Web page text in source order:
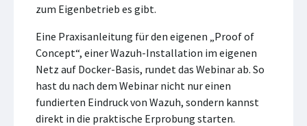
zum Eigenbetrieb es gibt.
Eine Praxisanleitung für den eigenen „Proof of
Concept“, einer Wazuh-Installation im eigenen
Netz auf Docker-Basis, rundet das Webinar ab. So
hast du nach dem Webinar nicht nur einen
fundierten Eindruck von Wazuh, sondern kannst
direkt in die praktische Erprobung starten.